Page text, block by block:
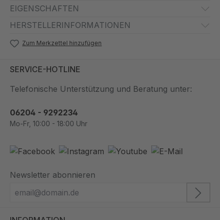
EIGENSCHAFTEN
HERSTELLERINFORMATIONEN
Zum Merkzettel hinzufügen
SERVICE-HOTLINE
Telefonische Unterstützung und Beratung unter:
06204 - 9292234
Mo-Fr, 10:00 - 18:00 Uhr
Newsletter abonnieren